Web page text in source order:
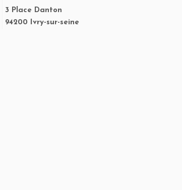
3 Place Danton
94200 Ivry-sur-seine